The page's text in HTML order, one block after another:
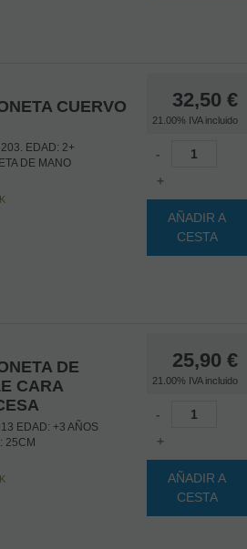
CUERVO
EDAD: 2+
DE MANO
32,50 €
21.00% IVA incluido
-
+
AÑADIR A
CESTA
DE
CARA
EDAD: +3 AÑOS
25CM
25,90 €
21.00% IVA incluido
-
+
AÑADIR A
CESTA